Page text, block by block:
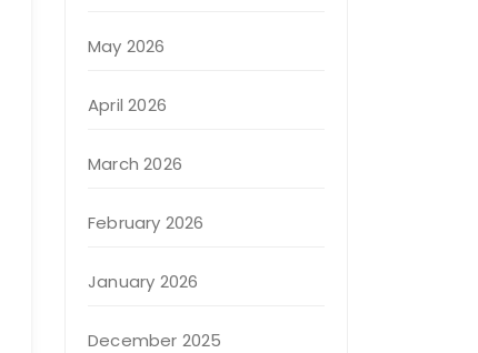
May 2026
April 2026
March 2026
February 2026
January 2026
December 2025